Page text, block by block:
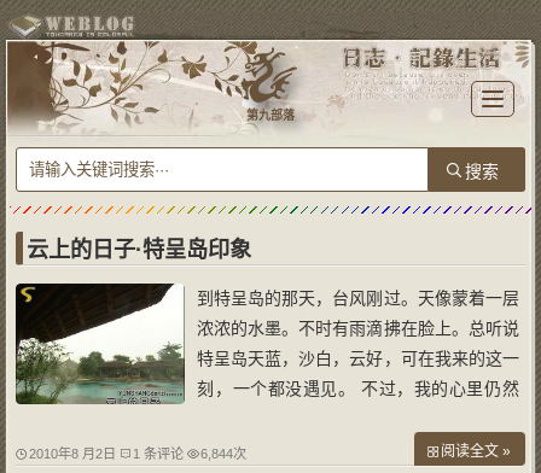
T
o
l
e
n
i
n
第九部落
云上的日子·特呈岛印象
到特呈岛的那天，台风刚过。天像蒙着一层
浓浓的水墨。不时有雨滴拂在脸上。总听说
特呈岛天蓝，沙白，云好，可在我来的这一
刻，一个都没遇见。 不过，我的心里仍然
桃花源的心情。画一幅与心有关的画。这便
2010年8 月2日 1 条评论 6,844次 阅读全文 »